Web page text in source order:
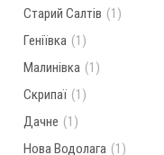
Старий Салтів (1)
Геніївка (1)
Малинівка (1)
Скрипаї (1)
Дачне (1)
Нова Водолага (1)